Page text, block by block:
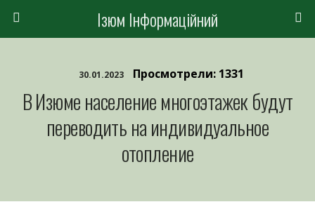
Ізюм Інформаційний
30.01.2023 Просмотрели: 1331
В Изюме население многоэтажек будут
переводить на индивидуальное
отопление